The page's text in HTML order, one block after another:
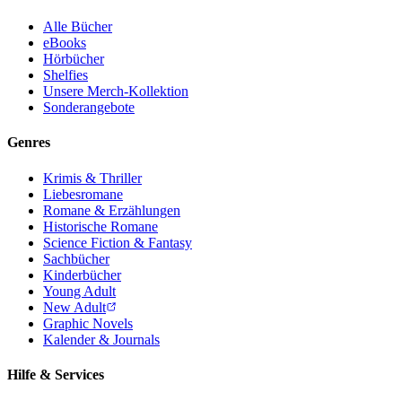
Alle Bücher
eBooks
Hörbücher
Shelfies
Unsere Merch-Kollektion
Sonderangebote
Genres
Krimis & Thriller
Liebesromane
Romane & Erzählungen
Historische Romane
Science Fiction & Fantasy
Sachbücher
Kinderbücher
Young Adult
New Adult
Graphic Novels
Kalender & Journals
Hilfe & Services